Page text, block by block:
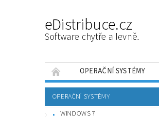
eDistribuce.cz
Software chytře a levně.
OPERAČNÍ SYSTÉMY
PRÁCE SE SOUBORY
NÁVODY
JAK FUNGUJÍ
OPERAČNÍ SYSTÉMY
WINDOWS 7